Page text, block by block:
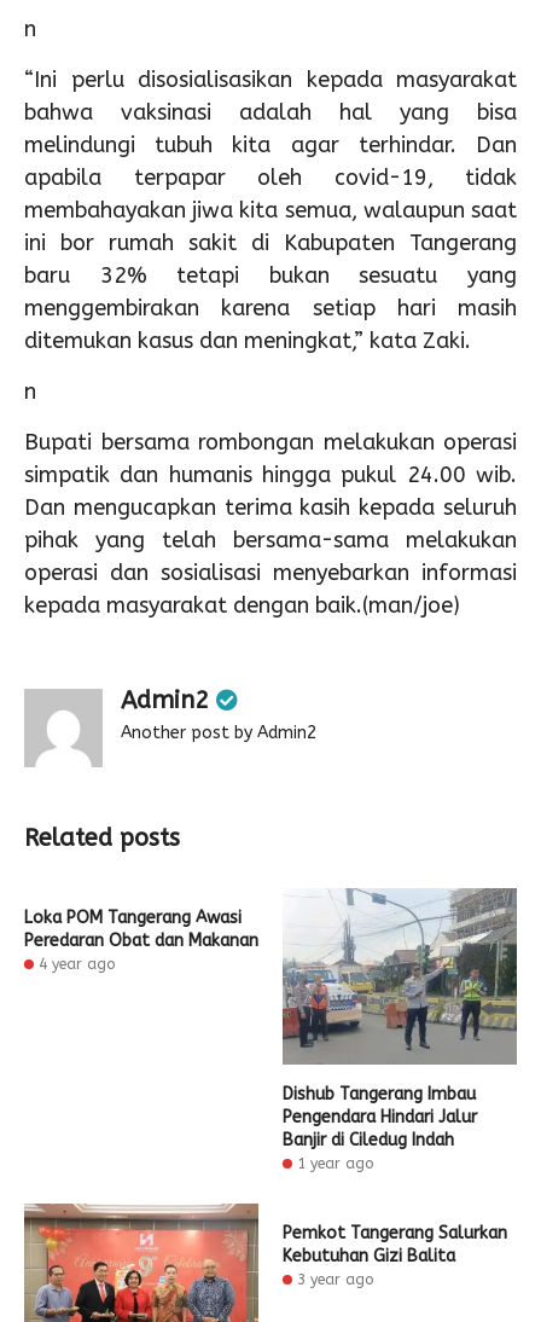
n
“Ini perlu disosialisasikan kepada masyarakat
bahwa vaksinasi adalah hal yang bisa
melindungi tubuh kita agar terhindar. Dan
apabila terpapar oleh covid-19, tidak
membahayakan jiwa kita semua, walaupun saat
ini bor rumah sakit di Kabupaten Tangerang
baru 32% tetapi bukan sesuatu yang
menggembirakan karena setiap hari masih
ditemukan kasus dan meningkat,” kata Zaki.
n
Bupati bersama rombongan melakukan operasi
simpatik dan humanis hingga pukul 24.00 wib.
Dan mengucapkan terima kasih kepada seluruh
pihak yang telah bersama-sama melakukan
operasi dan sosialisasi menyebarkan informasi
kepada masyarakat dengan baik.(man/joe)
Admin2
Another post by Admin2
Related posts
Loka POM Tangerang Awasi
Peredaran Obat dan Makanan
4 year ago
Dishub Tangerang Imbau
Pengendara Hindari Jalur
Banjir di Ciledug Indah
1 year ago
Pemkot Tangerang Salurkan
Kebutuhan Gizi Balita
3 year ago